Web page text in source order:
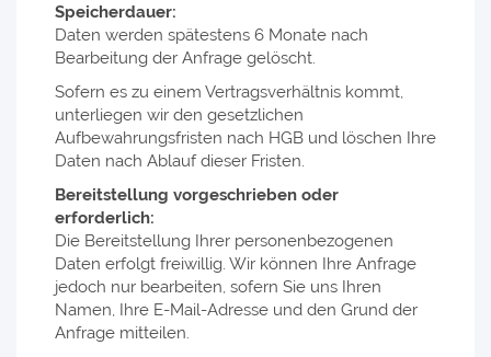
Speicherdauer:
Daten werden spätestens 6 Monate nach
Bearbeitung der Anfrage gelöscht.
Sofern es zu einem Vertragsverhältnis kommt,
unterliegen wir den gesetzlichen
Aufbewahrungsfristen nach HGB und löschen Ihre
Daten nach Ablauf dieser Fristen.
Bereitstellung vorgeschrieben oder
erforderlich:
Die Bereitstellung Ihrer personenbezogenen
Daten erfolgt freiwillig. Wir können Ihre Anfrage
jedoch nur bearbeiten, sofern Sie uns Ihren
Namen, Ihre E-Mail-Adresse und den Grund der
Anfrage mitteilen.